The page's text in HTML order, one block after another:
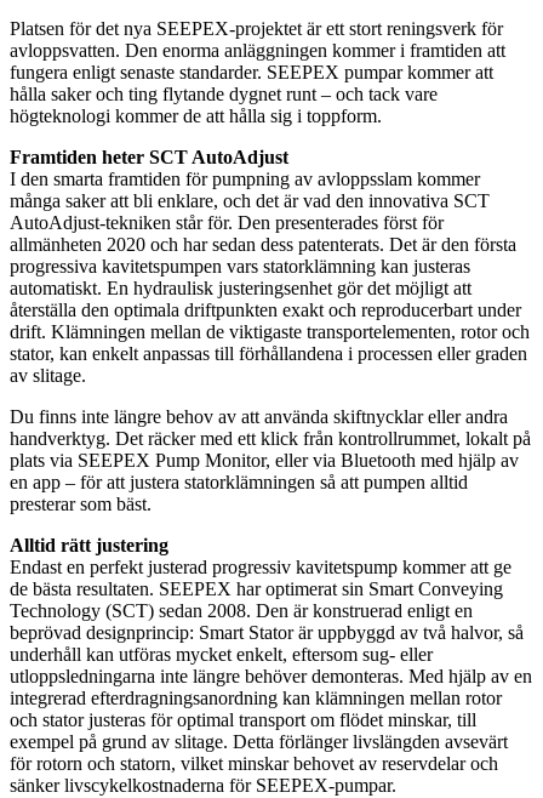
Platsen för det nya SEEPEX-projektet är ett stort reningsverk för
avloppsvatten. Den enorma anläggningen kommer i framtiden att
fungera enligt senaste standarder. SEEPEX pumpar kommer att
hålla saker och ting flytande dygnet runt – och tack vare
högteknologi kommer de att hålla sig i toppform.
Framtiden heter SCT AutoAdjust
I den smarta framtiden för pumpning av avloppsslam kommer
många saker att bli enklare, och det är vad den innovativa SCT
AutoAdjust-tekniken står för. Den presenterades först för
allmänheten 2020 och har sedan dess patenterats. Det är den första
progressiva kavitetspumpen vars statorklämning kan justeras
automatiskt. En hydraulisk justeringsenhet gör det möjligt att
återställa den optimala driftpunkten exakt och reproducerbart under
drift. Klämningen mellan de viktigaste transportelementen, rotor och
stator, kan enkelt anpassas till förhållandena i processen eller graden
av slitage.
Du finns inte längre behov av att använda skiftnycklar eller andra
handverktyg. Det räcker med ett klick från kontrollrummet, lokalt på
plats via SEEPEX Pump Monitor, eller via Bluetooth med hjälp av
en app – för att justera statorklämningen så att pumpen alltid
presterar som bäst.
Alltid rätt justering
Endast en perfekt justerad progressiv kavitetspump kommer att ge
de bästa resultaten. SEEPEX har optimerat sin Smart Conveying
Technology (SCT) sedan 2008. Den är konstruerad enligt en
beprövad designprincip: Smart Stator är uppbyggd av två halvor, så
underhåll kan utföras mycket enkelt, eftersom sug- eller
utloppsledningarna inte längre behöver demonteras. Med hjälp av en
integrerad efterdragningsanordning kan klämningen mellan rotor
och stator justeras för optimal transport om flödet minskar, till
exempel på grund av slitage. Detta förlänger livslängden avsevärt
för rotorn och statorn, vilket minskar behovet av reservdelar och
sänker livscykelkostnaderna för SEEPEX-pumpar.